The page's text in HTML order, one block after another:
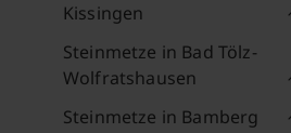
Kissingen
Steinmetze in Bad Tölz-
Wolfratshausen
Steinmetze in Bamberg